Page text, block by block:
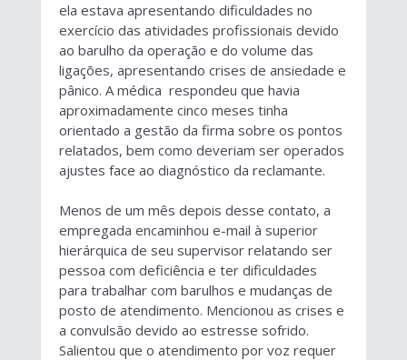
ela estava apresentando dificuldades no
exercício das atividades profissionais devido
ao barulho da operação e do volume das
ligações, apresentando crises de ansiedade e
pânico. A médica respondeu que havia
aproximadamente cinco meses tinha
orientado a gestão da firma sobre os pontos
relatados, bem como deveriam ser operados
ajustes face ao diagnóstico da reclamante.
Menos de um mês depois desse contato, a
empregada encaminhou e-mail à superior
hierárquica de seu supervisor relatando ser
pessoa com deficiência e ter dificuldades
para trabalhar com barulhos e mudanças de
posto de atendimento. Mencionou as crises e
a convulsão devido ao estresse sofrido.
Salientou que o atendimento por voz requer